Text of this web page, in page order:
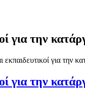
για την
εκπαιδευτικοί για την
για την